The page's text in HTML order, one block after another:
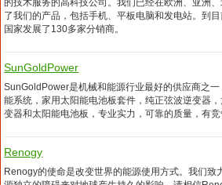
的技术服务的高科技公司。我们已经在欧洲、亚洲
了我们的产品，包括手机、平板电脑和发电站。到
国家发展了130多家分销商。
SunGoldPower
SunGoldPower是机械和能源行业最好的供应商之
能系统，家用太阳能电池板套件，纯正弦波逆变器
变器和太阳能电池板，专业实力，可靠的质量，有竞
Renogy
Renogy的使命是改变世界的能源使用方式。我们致